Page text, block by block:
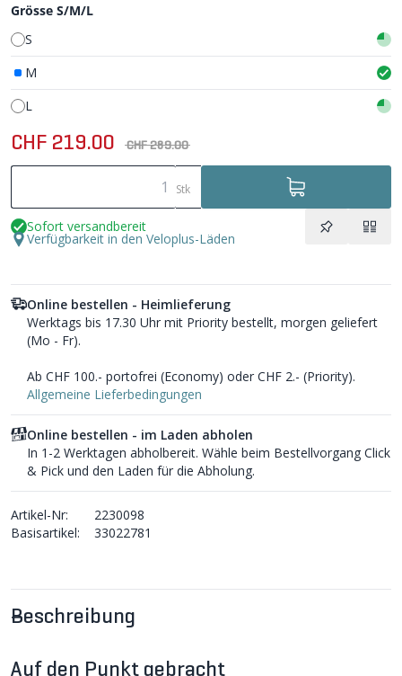
Beschreibung
Auf den Punkt gebracht
Grösse S/M/L
S
M
L
CHF 219.00 CHF 289.00
Stk
Sofort versandbereit
Verfügbarkeit in den Veloplus-Läden
Online bestellen - Heimlieferung
Werktags bis 17.30 Uhr mit Priority bestellt, morgen geliefert
(Mo - Fr).
Ab CHF 100.- portofrei (Economy) oder CHF 2.- (Priority).
Allgemeine Lieferbedingungen
Online bestellen - im Laden abholen
In 1-2 Werktagen abholbereit. Wähle beim Bestellvorgang Click
& Pick und den Laden für die Abholung.
Artikel-Nr:
2230098
Basisartikel:
33022781